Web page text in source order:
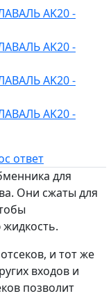
ответ
для
Они сжаты для
и тот же
входов и
позволит